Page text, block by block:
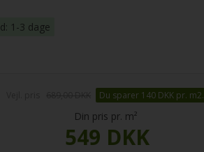
1-3 dage
Du sparer 140 DKK pr. m2.
Din pris pr. m²
549 DKK